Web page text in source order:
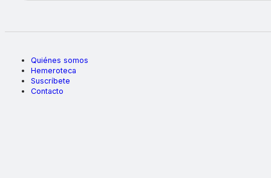
Quiénes somos
Hemeroteca
Suscríbete
Contacto